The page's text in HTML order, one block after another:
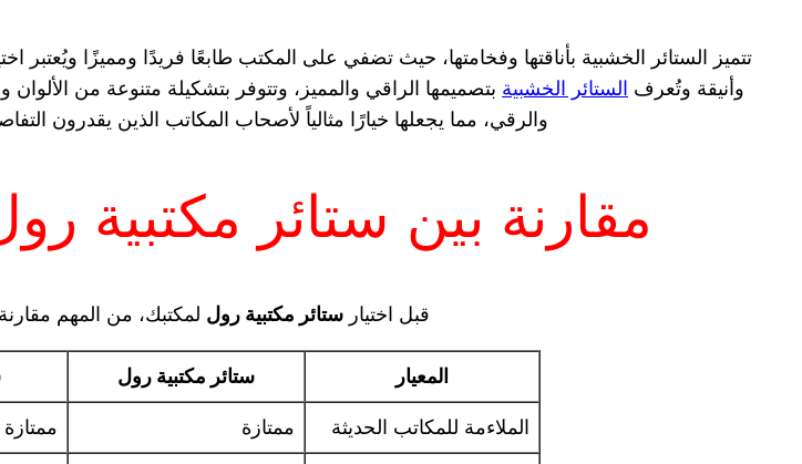
تتميز الستائر الخشبية بأناقتها وفخامتها، حيث تضفي على المكتب طابعًا فريدًا ومميزًا ويُعتبر
وأنيقة وتُعرف الستائر الخشبية بتصميمها الراقي والمميز، وتتوفر بتشكيلة متنوعة من
والرقي، مما يجعلها خيارًا مثالياً لأصحاب المكاتب الذين يقدرون
مقارنة بين ستائر مكتبية
قبل اختيار ستائر مكتبية رول لمكتبك، من المهم مقارنة
المعيار ستائر مكتبية رول
الملاءمة للمكاتب الحديثة ممتازة ممتازة